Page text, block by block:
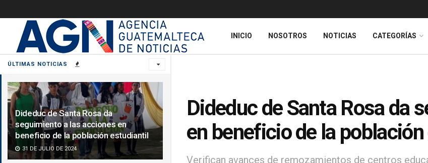
ÚLTIMAS NOTICIAS
Dideduc de Santa Rosa da
seguimiento a las acciones en
beneficio de la población estudiantil
31 DE JULIO DE 2024
INICIO NOSOTROS NOTICIAS CATEGORÍAS
Dideduc de Santa Rosa da
en beneficio de la
Verifican avances de remozamientos de centros